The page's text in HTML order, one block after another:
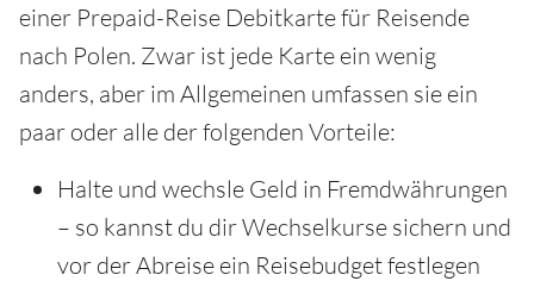
einer Prepaid-Reise Debitkarte für Reisende
nach Polen. Zwar ist jede Karte ein wenig
anders, aber im Allgemeinen umfassen sie ein
paar oder alle der folgenden Vorteile:
Halte und wechsle Geld in Fremdwährungen
– so kannst du dir Wechselkurse sichern und
vor der Abreise ein Reisebudget festlegen